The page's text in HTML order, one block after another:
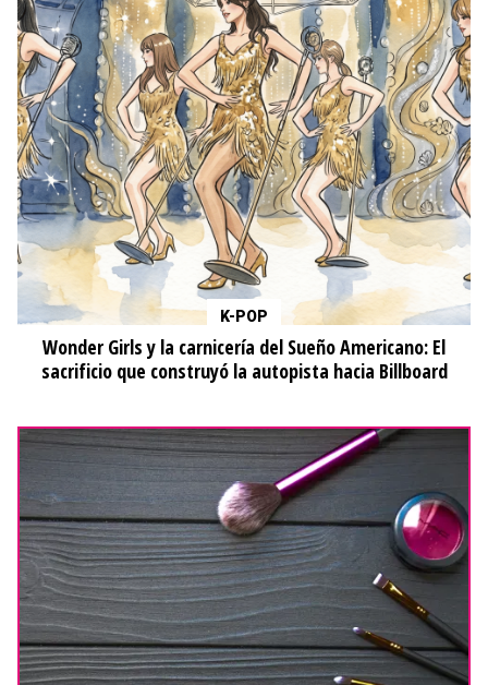
K-POP
Wonder Girls y la carnicería del Sueño Americano: El
sacrificio que construyó la autopista hacia Billboard